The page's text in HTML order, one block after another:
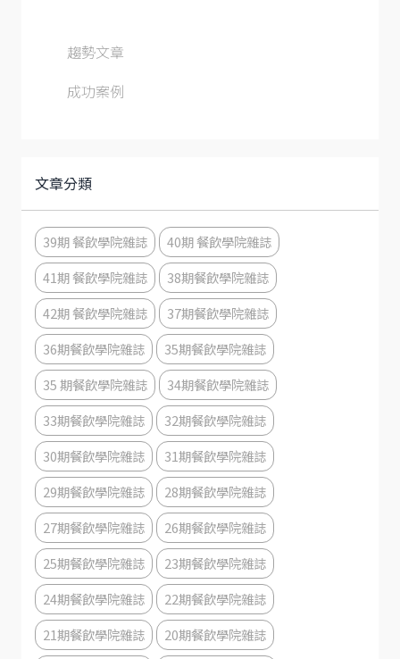
趨勢文章
成功案例
文章分類
39期 餐飲學院雜誌
40期 餐飲學院雜誌
41期 餐飲學院雜誌
38期餐飲學院雜誌
42期 餐飲學院雜誌
37期餐飲學院雜誌
36期餐飲學院雜誌
35期餐飲學院雜誌
35 期餐飲學院雜誌
34期餐飲學院雜誌
33期餐飲學院雜誌
32期餐飲學院雜誌
30期餐飲學院雜誌
31期餐飲學院雜誌
29期餐飲學院雜誌
28期餐飲學院雜誌
27期餐飲學院雜誌
26期餐飲學院雜誌
25期餐飲學院雜誌
23期餐飲學院雜誌
24期餐飲學院雜誌
22期餐飲學院雜誌
21期餐飲學院雜誌
20期餐飲學院雜誌